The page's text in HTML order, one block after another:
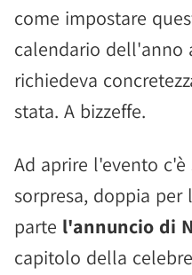
come impostare
calendario dell'anno
richiedeva
stata. A bizzeffe.
Ad aprire l'evento
sorpresa, doppia per
parte l'annuncio di
capitolo della